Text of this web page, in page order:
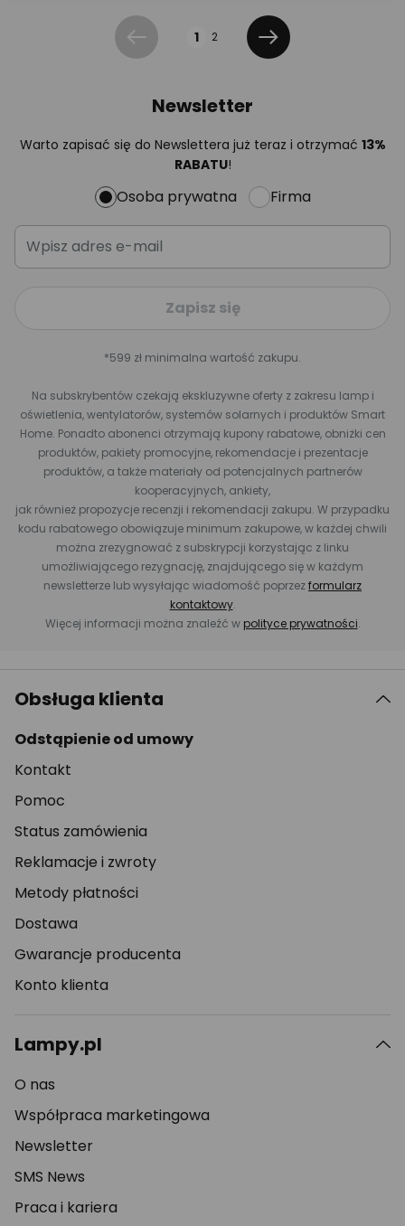
Poprzednia1 2
Dalej
Newsletter
Warto zapisać się do Newslettera już teraz i otrzymać 13%
RABATU!
Osoba prywatna Firma
Zapisz się
*599 zł minimalna wartość zakupu.
Na subskrybentów czekają ekskluzywne oferty z zakresu lamp i
oświetlenia, wentylatorów, systemów solarnych i produktów Smart
Home. Ponadto abonenci otrzymają kupony rabatowe, obniżki cen
produktów, pakiety promocyjne, rekomendacje i prezentacje
produktów, a także materiały od potencjalnych partnerów
kooperacyjnych, ankiety,
jak również propozycje recenzji i rekomendacji zakupu. W przypadku
kodu rabatowego obowiązuje minimum zakupowe, w każdej chwili
można zrezygnować z subskrypcji korzystając z linku
umożliwiającego rezygnację, znajdującego się w każdym
newsletterze lub wysyłając wiadomość poprzezformularz
kontaktowy.
Więcej informacji można znaleźć w polityce prywatności.
Obsługa klienta
Odstąpienie od umowy
Kontakt
Pomoc
Status zamówienia
Reklamacje i zwroty
Metody płatności
Dostawa
Gwarancje producenta
Konto klienta
Lampy.pl
O nas
Współpraca marketingowa
Newsletter
SMS News
Praca i kariera